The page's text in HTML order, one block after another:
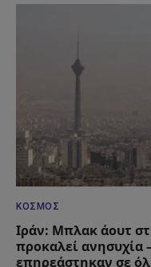
ΚΌΣΜΟΣ
Ιράν: Μπλακ άουτ
προκαλεί ανησυχία
επηρεάστηκαν σε